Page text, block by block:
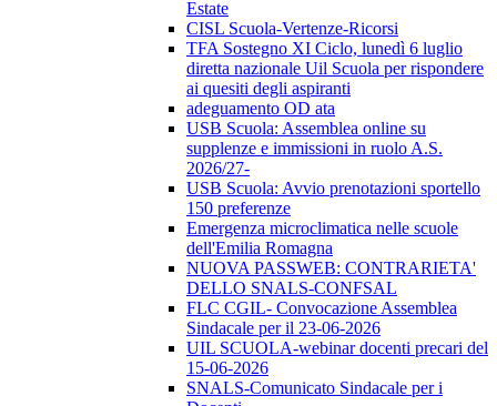
Estate
CISL Scuola-Vertenze-Ricorsi
TFA Sostegno XI Ciclo, lunedì 6 luglio
diretta nazionale Uil Scuola per rispondere
ai quesiti degli aspiranti
adeguamento OD ata
USB Scuola: Assemblea online su
supplenze e immissioni in ruolo A.S.
2026/27-
USB Scuola: Avvio prenotazioni sportello
150 preferenze
Emergenza microclimatica nelle scuole
dell'Emilia Romagna
NUOVA PASSWEB: CONTRARIETA'
DELLO SNALS-CONFSAL
FLC CGIL- Convocazione Assemblea
Sindacale per il 23-06-2026
UIL SCUOLA-webinar docenti precari del
15-06-2026
SNALS-Comunicato Sindacale per i